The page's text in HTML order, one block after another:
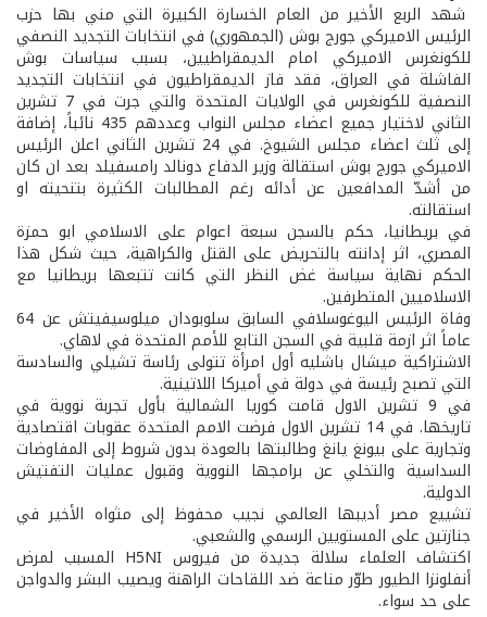
شهد الربع الأخير من العام الخسارة الكبيرة التي مني بها حزب
الرئيس الاميركي جورج بوش (الجمهوري) في انتخابات التجديد النصفي
للكونغرس الاميركي امام الديمقراطيين، بسبب سياسات بوش
الفاشلة في العراق، فقد فاز الديمقراطيون في انتخابات التجديد
النصفية للكونغرس في الولايات المتحدة والتي جرت في 7 تشرين
الثاني لاختيار جميع اعضاء مجلس النواب وعددهم 435 نائباً، إضافة
إلى ثلث اعضاء مجلس الشيوخ. في 24 تشرين الثاني اعلن الرئيس
الاميركي جورج بوش استقالة وزير الدفاع دونالد رامسفيلد بعد ان كان
من أشدّ المدافعين عن أدائه رغم المطالبات الكثيرة بتنحيته او
استقالته.
في بريطانيا، حكم بالسجن سبعة اعوام على الاسلامي ابو حمزة
المصري، اثر إدانته بالتحريض على القتل والكراهية، حيث شكل هذا
الحكم نهاية سياسة غض النظر التي كانت تتبعها بريطانيا مع
الاسلاميين المتطرفين.
وفاة الرئيس اليوغوسلافي السابق سلوبودان ميلوسيفيتش عن 64
عاماً اثر ازمة قلبية في السجن التابع للأمم المتحدة في لاهاي.
الاشتراكية ميشال باشليه أول امرأة تتولى رئاسة تشيلي والسادسة
التي تصبح رئيسة في دولة في أميركا اللاتينية.
في 9 تشرين الاول قامت كوريا الشمالية بأول تجربة نووية في
تاريخها. في 14 تشرين الاول فرضت الامم المتحدة عقوبات اقتصادية
وتجارية على بيونغ يانغ وطالبتها بالعودة بدون شروط إلى المفاوضات
السداسية والتخلي عن برامجها النووية وقبول عمليات التفتيش
الدولية.
تشييع مصر أديبها العالمي نجيب محفوظ إلى مثواه الأخير في
جنازتين على المستويين الرسمي والشعبي.
اكتشاف العلماء سلالة جديدة من فيروس H5NI المسبب لمرض
أنفلونزا الطيور طوّر مناعة ضد اللقاحات الراهنة ويصيب البشر والدواجن
على حد سواء.